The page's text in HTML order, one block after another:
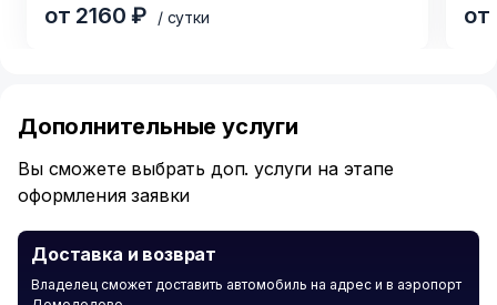
https://rentride.ru/cars/503927/
от 2160 ₽ / сутки
of
6
Дополнительные услуги
Вы сможете выбрать доп. услуги на этапе
оформления заявки
Доставка и возврат
Владелец сможет доставить автомобиль на адрес и в аэропорт